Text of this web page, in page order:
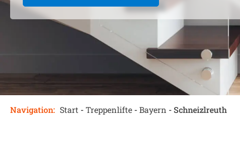
Navigation: Start -Treppenlifte -Bayern -Schneizlreuth